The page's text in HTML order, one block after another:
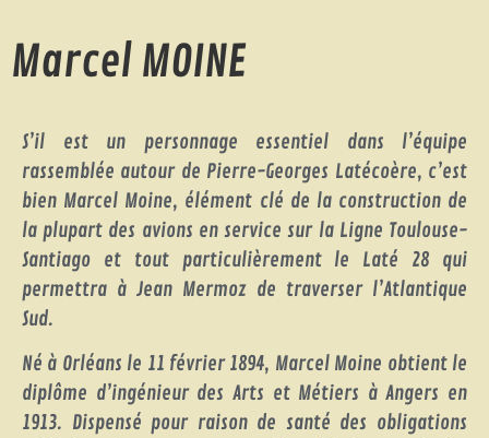
Marcel MOINE
S’il est un personnage essentiel dans l’équipe
rassemblée autour de Pierre-Georges Latécoère, c’est
bien Marcel Moine, élément clé de la construction de
la plupart des avions en service sur la Ligne Toulouse-
Santiago et tout particulièrement le Laté 28 qui
permettra à Jean Mermoz de traverser l’Atlantique
Sud.
Né à Orléans le 11 février 1894, Marcel Moine obtient le
diplôme d’ingénieur des Arts et Métiers à Angers en
1913. Dispensé pour raison de santé des obligations